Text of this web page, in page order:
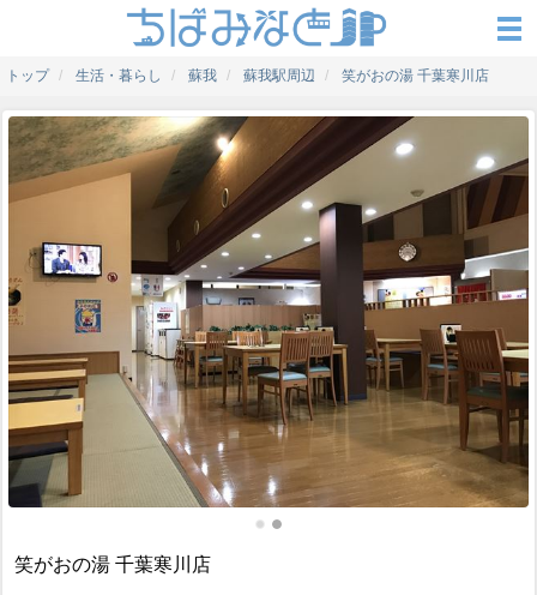
トップ 生活・暮らし 蘇我 蘇我駅周辺 笑がおの湯 千葉寒川店
笑がおの湯 千葉寒川店